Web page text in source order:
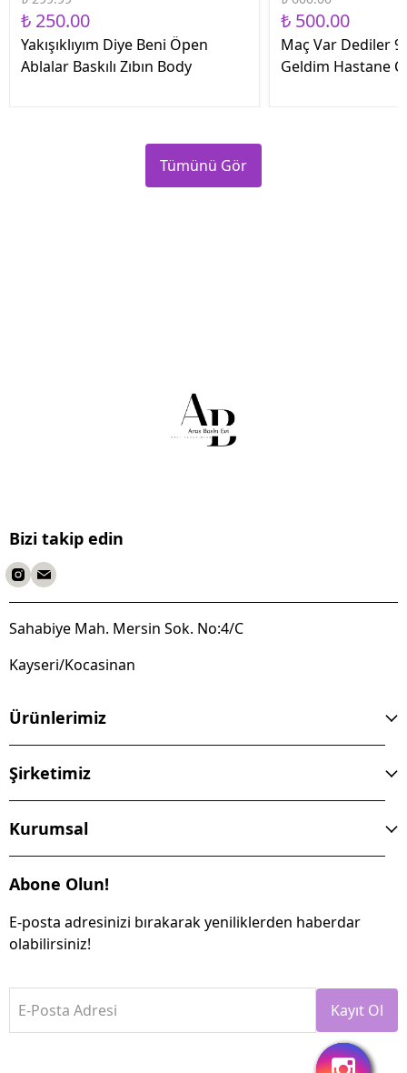
₺ 250.00
Yakışıklıyım Diye Beni Öpen
Ablalar Baskılı Zıbın Body
₺ 500.00
Maç Var Dediler 9
Geldim Hastane
Tümünü Gör
Bizi takip edin
Sahabiye Mah. Mersin Sok. No:4/C
Kayseri/Kocasinan
Ürünlerimiz
Şirketimiz
Kurumsal
Abone Olun!
E-posta adresinizi bırakarak yeniliklerden haberdar
olabilirsiniz!
E-Posta Adresi Kayıt Ol